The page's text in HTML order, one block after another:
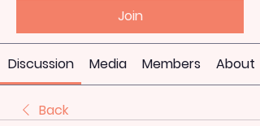
Join
Discussion Media Members About
Back